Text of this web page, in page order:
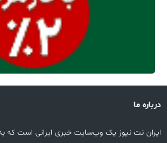
ما
نت نیوز یک وب‌سایت خبری ایرانی است که به